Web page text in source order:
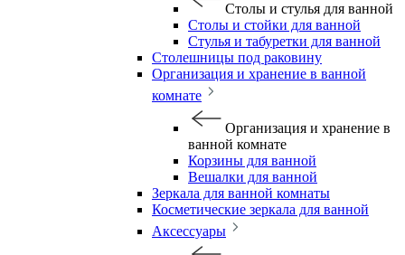
Столы и стулья для ванной
Столы и стойки для ванной
Стулья и табуретки для ванной
Столешницы под раковину
Организация и хранение в ванной
комнате
Организация и хранение в
ванной комнате
Корзины для ванной
Вешалки для ванной
Зеркала для ванной комнаты
Косметические зеркала для ванной
Аксессуары